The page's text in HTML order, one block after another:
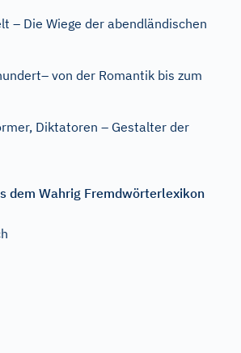
– Die Wiege der abendländischen
von der Romantik bis zum
Diktatoren – Gestalter der
dem Wahrig Fremdwörterlexikon